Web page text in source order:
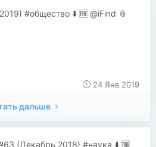
#общество ⬇️ 🆓 @iFind 📎
24 Янв 2019
дальше
(Декабрь 2018) #наука ⬇️ 🆓